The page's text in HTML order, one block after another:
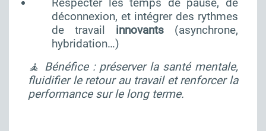
déconnexion, et intégrer des rythmes
de travail innovants (asynchrone,
hybridation…)
🧘 Bénéfice : préserver la santé mentale,
fluidifier le retour au travail et renforcer la
performance sur le long terme.